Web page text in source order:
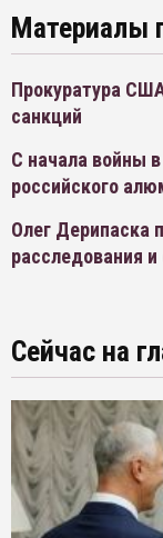
Материалы
Прокуратура
санкций
С начала войны
российского
Олег Дерипаска
расследования
Сейчас на